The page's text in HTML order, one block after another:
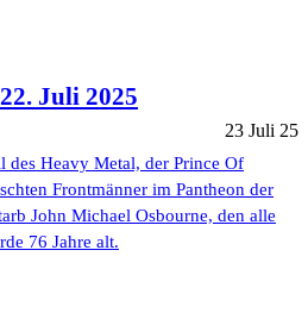
Juli 2025
23 Juli 25
Heavy Metal, der Prince Of
Frontmänner im Pantheon der
John Michael Osbourne, den alle
76 Jahre alt.